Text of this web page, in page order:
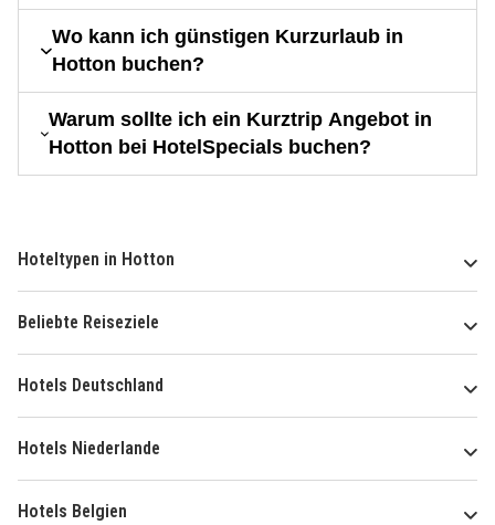
Wo kann ich günstigen Kurzurlaub in
Hotton buchen?
Warum sollte ich ein Kurztrip Angebot in
Hotton bei HotelSpecials buchen?
Hoteltypen in Hotton
Beliebte Reiseziele
Hotels Deutschland
Hotels Niederlande
Hotels Belgien